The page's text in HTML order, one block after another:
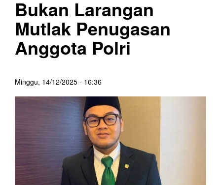
Bukan Larangan
Mutlak Penugasan
Anggota Polri
Minggu, 14/12/2025 - 16:36